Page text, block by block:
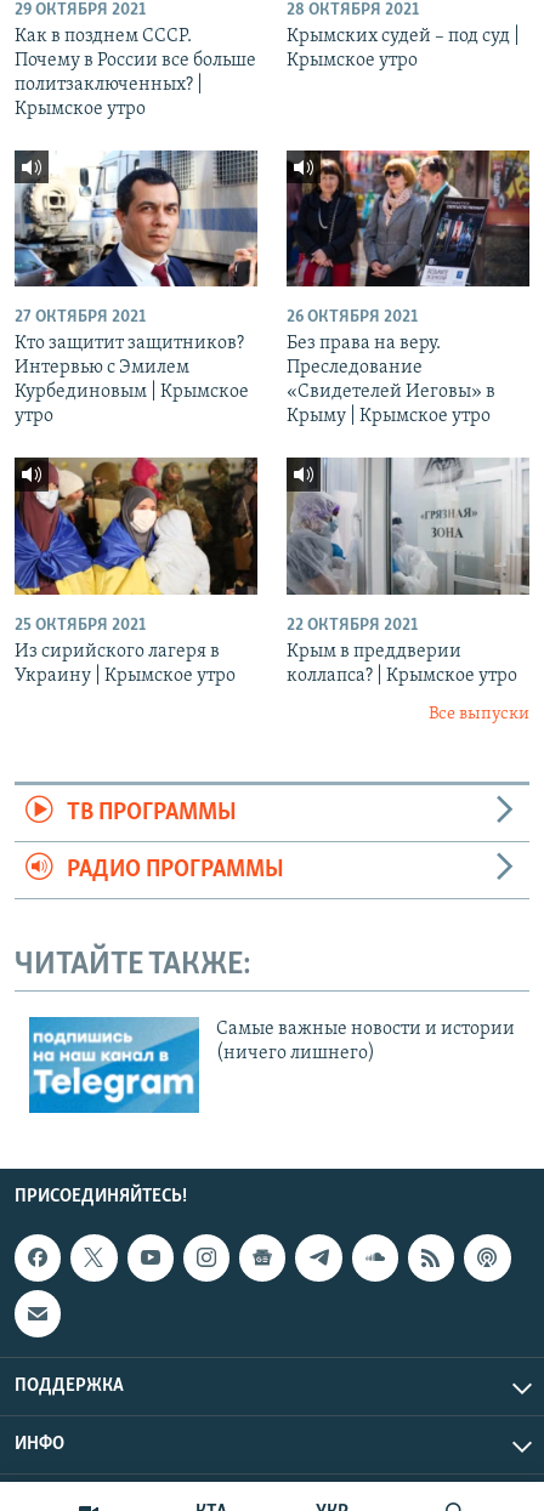
29 ОКТЯБРЯ 2021
Как в позднем СССР.
Почему в России все больше
политзаключенных? |
Крымское утро
28 ОКТЯБРЯ 2021
Крымских судей – под суд |
Крымское утро
27 ОКТЯБРЯ 2021
Кто защитит защитников?
Интервью с Эмилем
Курбединовым | Крымское
утро
26 ОКТЯБРЯ 2021
Без права на веру.
Преследование
«Свидетелей Иеговы» в
Крыму | Крымское утро
25 ОКТЯБРЯ 2021
Из сирийского лагеря в
Украину | Крымское утро
22 ОКТЯБРЯ 2021
Крым в преддверии
коллапса? | Крымское утро
Все выпуски
ТВ ПРОГРАММЫ
РАДИО ПРОГРАММЫ
ЧИТАЙТЕ ТАКЖЕ:
Cамые важные новости и истории
(ничего лишнего)
ПРИСОЕДИНЯЙТЕСЬ!
ПОДДЕРЖКА
ИНФО